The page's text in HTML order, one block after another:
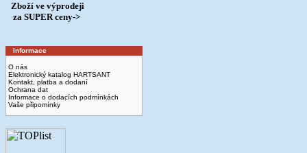
Zboží ve výprodeji
­ za SUPER ceny->
Informace
O nás
Elektronický katalog HARTSANT
Kontakt, platba a dodaní
Ochrana dat
Informace o dodacích podmínkách
Vaše připomínky